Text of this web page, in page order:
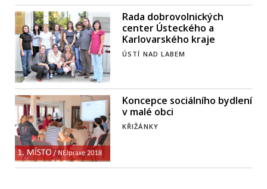
Rada dobrovolnických
center Ústeckého a
Karlovarského kraje
ÚSTÍ NAD LABEM
Koncepce sociálního bydlení
v malé obci
KŘIŽÁNKY